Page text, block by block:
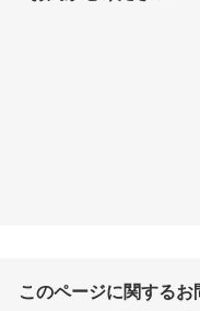
このページに関するお